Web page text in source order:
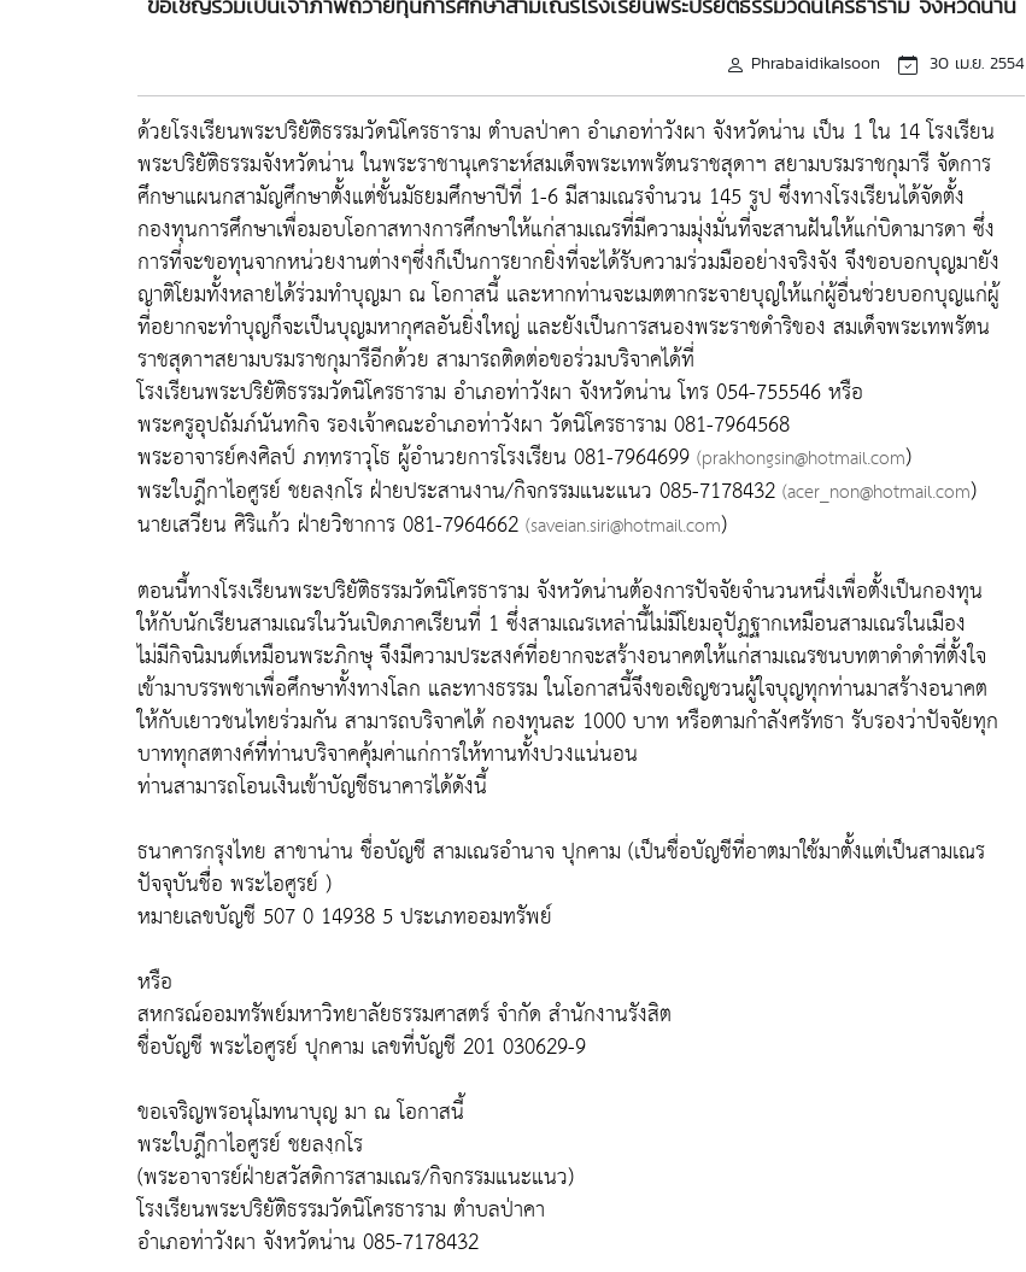
PhrabaidikaIsoon 30 เม.ย. 2554
ด้วยโรงเรียนพระปริยัติธรรมวัดนิโครธาราม ตำบลป่าคา อำเภอท่าวังผา จังหวัดน่าน เป็น 1 ใน 14 โรงเรียน
พระปริยัติธรรมจังหวัดน่าน ในพระราชานุเคราะห์สมเด็จพระเทพรัตนราชสุดาฯ สยามบรมราชกุมารี จัดการ
ศึกษาแผนกสามัญศึกษาตั้งแต่ชั้นมัธยมศึกษาปีที่ 1-6 มีสามเณรจำนวน 145 รูป ซึ่งทางโรงเรียนได้จัดตั้ง
กองทุนการศึกษาเพื่อมอบโอกาสทางการศึกษาให้แก่สามเณรที่มีความมุ่งมั่นที่จะสานฝันให้แก่บิดามารดา ซึ่ง
การที่จะขอทุนจากหน่วยงานต่างๆซึ่งก็เป็นการยากยิ่งที่จะได้รับความร่วมมืออย่างจริงจัง จึงขอบอกบุญมายัง
ญาติโยมทั้งหลายได้ร่วมทำบุญมา ณ โอกาสนี้ และหากท่านจะเมตตากระจายบุญให้แก่ผู้อื่นช่วยบอกบุญแก่ผู้
ที่อยากจะทำบุญก็จะเป็นบุญมหากุศลอันยิ่งใหญ่ และยังเป็นการสนองพระราชดำริของ สมเด็จพระเทพรัตน
ราชสุดาฯสยามบรมราชกุมารีอีกด้วย สามารถติดต่อขอร่วมบริจาคได้ที่
โรงเรียนพระปริยัติธรรมวัดนิโครธาราม อำเภอท่าวังผา จังหวัดน่าน โทร 054-755546 หรือ
พระครูอุปถัมภ์นันทกิจ รองเจ้าคณะอำเภอท่าวังผา วัดนิโครธาราม 081-7964568
พระอาจารย์คงศิลป์ ภทฺทราวุโธ ผู้อำนวยการโรงเรียน 081-7964699 (prakhongsin@hotmail.com)
พระใบฎีกาไอศูรย์ ชยลงฺกโร ฝ่ายประสานงาน/กิจกรรมแนะแนว 085-7178432 (acer_non@hotmail.com)
นายเสวียน ศิริแก้ว ฝ่ายวิชาการ 081-7964662 (saveian.siri@hotmail.com)
ตอนนี้ทางโรงเรียนพระปริยัติธรรมวัดนิโครธาราม จังหวัดน่านต้องการปัจจัยจำนวนหนึ่งเพื่อตั้งเป็นกองทุน
ให้กับนักเรียนสามเณรในวันเปิดภาคเรียนที่ 1 ซึ่งสามเณรเหล่านี้ไม่มีโยมอุปัฏฐากเหมือนสามเณรในเมือง
ไม่มีกิจนิมนต์เหมือนพระภิกษุ จึงมีความประสงค์ที่อยากจะสร้างอนาคตให้แก่สามเณรชนบทตาดำดำที่ตั้งใจ
เข้ามาบรรพชาเพื่อศึกษาทั้งทางโลก และทางธรรม ในโอกาสนี้จึงขอเชิญชวนผู้ใจบุญทุกท่านมาสร้างอนาคต
ให้กับเยาวชนไทยร่วมกัน สามารถบริจาคได้ กองทุนละ 1000 บาท หรือตามกำลังศรัทธา รับรองว่าปัจจัยทุก
บาททุกสตางค์ที่่ท่านบริจาคคุ้มค่าแก่การให้ทานทั้งปวงแน่นอน
ท่านสามารถโอนเงินเข้าบัญชีธนาคารได้ดังนี้
ธนาคารกรุงไทย สาขาน่าน ชื่อบัญชี สามเณรอำนาจ ปุกคาม (เป็นชื่อบัญชีที่อาตมาใช้มาตั้งแต่เป็นสามเณร
ปัจจุบันช่ื่อ พระไอศูรย์ )
หมายเลขบัญชี 507 0 14938 5 ประเภทออมทรัพย์
หรือ
สหกรณ์ออมทรัพย์มหาวิทยาลัยธรรมศาสตร์ จำกัด สำนักงานรังสิต
ชื่อบัญชี พระไอศูรย์ ปุกคาม เลขที่บัญชี 201 030629-9
ขอเจริญพรอนุโมทนาบุญ มา ณ โอกาสนี้
พระใบฎีกาไอศูรย์ ชยลงฺกโร
(พระอาจารย์ฝ่ายสวัสดิการสามเณร/กิจกรรมแนะแนว)
โรงเรียนพระปริยัติธรรมวัดนิโครธาราม ตำบลป่าคา
อำเภอท่าวังผา จังหวัดน่าน 085-7178432